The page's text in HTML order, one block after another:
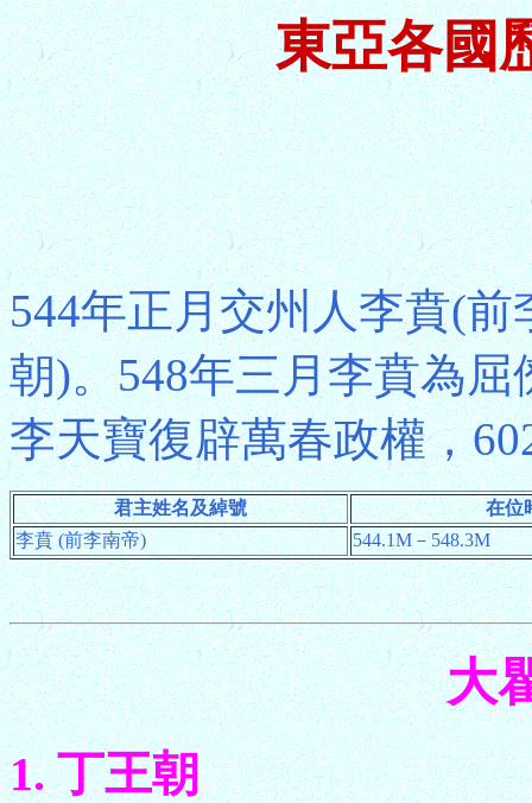
東亞各國
544年正月交州人李賁(
朝)。548年三月李賁為
李天寶復辟萬春政權，
君主姓名及綽號
在位
李賁 (前李南帝)
544.1M－548.3M
大
1. 丁王朝